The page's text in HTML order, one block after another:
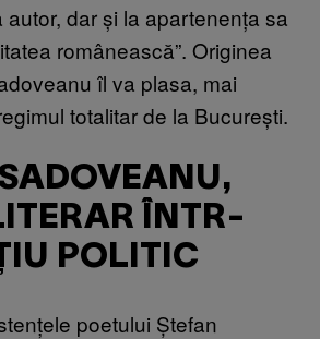
autor, dar și la apartenența sa
românească”. Originea
îl va plasa, mai
totalitar de la București.
ÎNTR-
POLITIC
poetului Ștefan